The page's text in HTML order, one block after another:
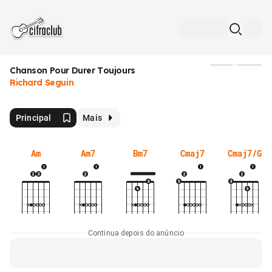
Chanson Pour Durer Toujours
Richard Seguin
Principal Mais
Am Am7 Bm7 Cmaj7 Cmaj7/G
Continua depois do anúncio